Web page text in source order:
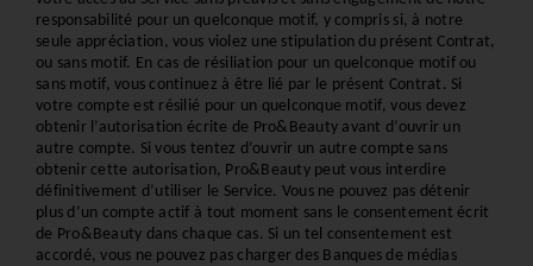
responsabilité pour un quelconque motif, y compris si, à notre
seule appréciation, vous violez une stipulation du présent Contrat,
ou sans motif. En cas de résiliation pour un quelconque motif ou
sans motif, vous continuez à être lié par le présent Contrat. Si
votre compte est résilié pour un quelconque motif, vous devez
obtenir l’autorisation écrite de Pro&Beauty avant d’ouvrir un
autre compte. Si vous tentez d’ouvrir un autre compte sans
obtenir cette autorisation, Pro&Beauty peut vous interdire
définitivement d’utiliser le Service. Vous ne pouvez pas détenir
plus d’un compte actif à tout moment sans le consentement écrit
de Pro&Beauty dans chaque cas. Si un tel consentement est
accordé, vous ne pouvez pas charger des Banques de médias